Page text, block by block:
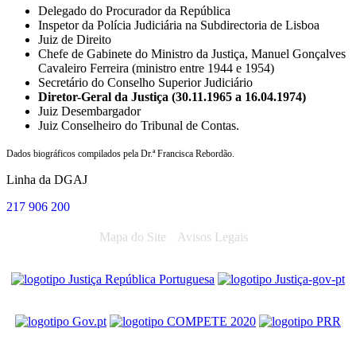
Delegado do Procurador da República
Inspetor da Polícia Judiciária na Subdirectoria de Lisboa
Juiz de Direito
Chefe de Gabinete do Ministro da Justiça, Manuel Gonçalves
Cavaleiro Ferreira (ministro entre 1944 e 1954)
Secretário do Conselho Superior Judiciário
Diretor-Geral da Justiça (30.11.1965 a 16.04.1974)
Juiz Desembargador
Juiz Conselheiro do Tribunal de Contas.
Dados biográficos compilados pela Dr.ª Francisca Rebordão.
Linha da DGAJ
217 906 200
Mapa do Site Avisos Legais